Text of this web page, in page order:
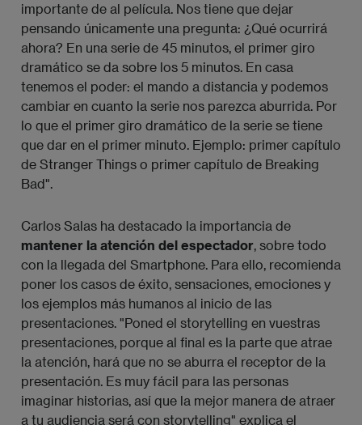
importante de al película. Nos tiene que dejar
pensando únicamente una pregunta: ¿Qué ocurrirá
ahora? En una serie de 45 minutos, el primer giro
dramático se da sobre los 5 minutos. En casa
tenemos el poder: el mando a distancia y podemos
cambiar en cuanto la serie nos parezca aburrida. Por
lo que el primer giro dramático de la serie se tiene
que dar en el primer minuto. Ejemplo: primer capítulo
de Stranger Things o primer capítulo de Breaking
Bad".
Carlos Salas ha destacado la importancia de
mantener la atención del espectador, sobre todo
con la llegada del Smartphone. Para ello, recomienda
poner los casos de éxito, sensaciones, emociones y
los ejemplos más humanos al inicio de las
presentaciones. "Poned el storytelling en vuestras
presentaciones, porque al final es la parte que atrae
la atención, hará que no se aburra el receptor de la
presentación. Es muy fácil para las personas
imaginar historias, así que la mejor manera de atraer
a tu audiencia será con storytelling" explica el